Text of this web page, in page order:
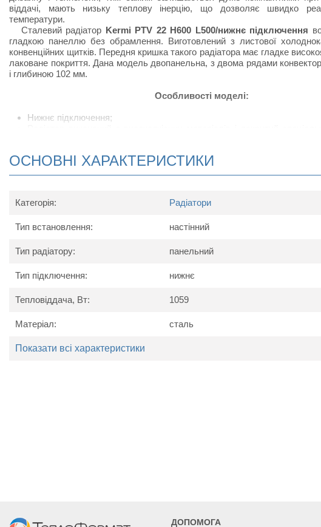
віддачі, мають низьку теплову інерцію, що дозволяє швидко
температури.
Сталевий радіатор Kermi PTV 22 H600 L500/нижнє підключення
гладкою панеллю без обрамлення. Виготовлений з листової
конвенційних щитків. Передня кришка такого радіатора має гладке
лаковане покриття. Дана модель двопанельна, з двома рядами
і глибиною 102 мм.
Особливості моделі:
Нижнє підключення;
своєрідних П-подібних виступів, набагато збільшують конвенцію
Найменування
ОСНОВНІ ХАРАКТЕРИСТИКИ
Категорія: Радіатори
Тип встановлення: настінний
Тип радіатору: панельний
Тип підключення: нижнє
Тепловіддача, Вт: 1059
Матеріал: сталь
Показати всі характеристики
ДОПОМОГА